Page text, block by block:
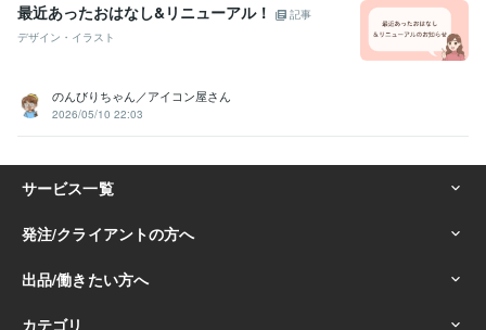
最近あったおはなし&リニューアル！
記事
デザイン・イラスト
のんびりちゃん／アイコン屋さん
2026/05/10 22:03